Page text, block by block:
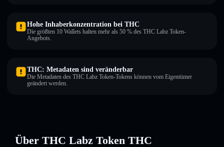
Hohe Inhaberkonzentration bei THC
Die größten 10 Wallets halten mehr als 50 % des THC Labz Token-
Angebots.
THC: Metadaten sind veränderbar
Die Metadaten des THC Labz Token-Tokens können vom Eigentümer
geändert werden.
Über THC Labz Token THC